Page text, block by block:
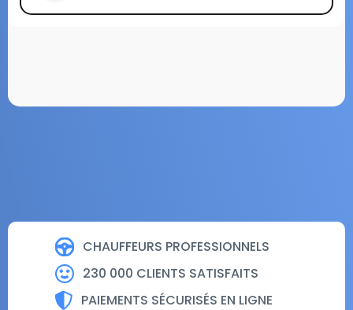
CHAUFFEURS PROFESSIONNELS
230 000 CLIENTS SATISFAITS
PAIEMENTS SÉCURISÉS EN LIGNE